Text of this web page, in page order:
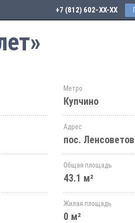
+7 (812) 602-44-77
Метро
Купчино
Адрес
пос.
Общая площадь
43.1 м²
Жилая площадь
0 м²